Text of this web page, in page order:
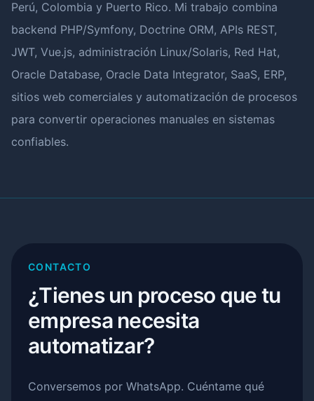
Perú, Colombia y Puerto Rico. Mi trabajo combina
backend PHP/Symfony, Doctrine ORM, APIs REST,
JWT, Vue.js, administración Linux/Solaris, Red Hat,
Oracle Database, Oracle Data Integrator, SaaS, ERP,
sitios web comerciales y automatización de procesos
para convertir operaciones manuales en sistemas
confiables.
CONTACTO
¿Tienes un proceso que tu
empresa necesita
automatizar?
Conversemos por WhatsApp. Cuéntame qué